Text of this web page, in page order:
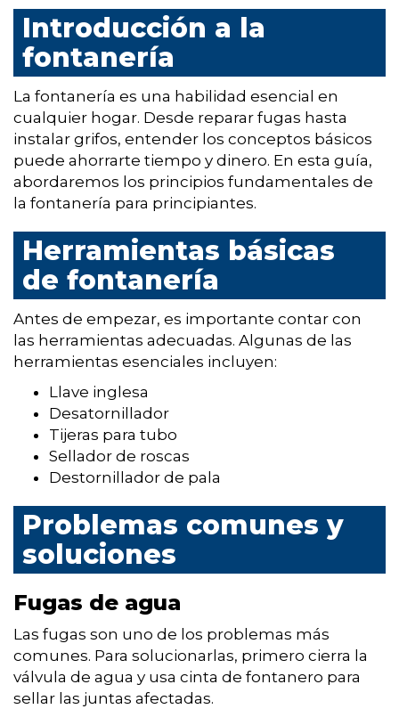
Introducción a la
fontanería
La fontanería es una habilidad esencial en
cualquier hogar. Desde reparar fugas hasta
instalar grifos, entender los conceptos básicos
puede ahorrarte tiempo y dinero. En esta guía,
abordaremos los principios fundamentales de
la fontanería para principiantes.
Herramientas básicas
de fontanería
Antes de empezar, es importante contar con
las herramientas adecuadas. Algunas de las
herramientas esenciales incluyen:
Llave inglesa
Desatornillador
Tijeras para tubo
Sellador de roscas
Destornillador de pala
Problemas comunes y
soluciones
Fugas de agua
Las fugas son uno de los problemas más
comunes. Para solucionarlas, primero cierra la
válvula de agua y usa cinta de fontanero para
sellar las juntas afectadas.